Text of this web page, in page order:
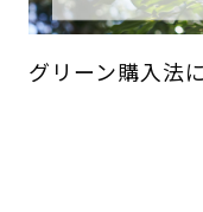
グリーン購入法